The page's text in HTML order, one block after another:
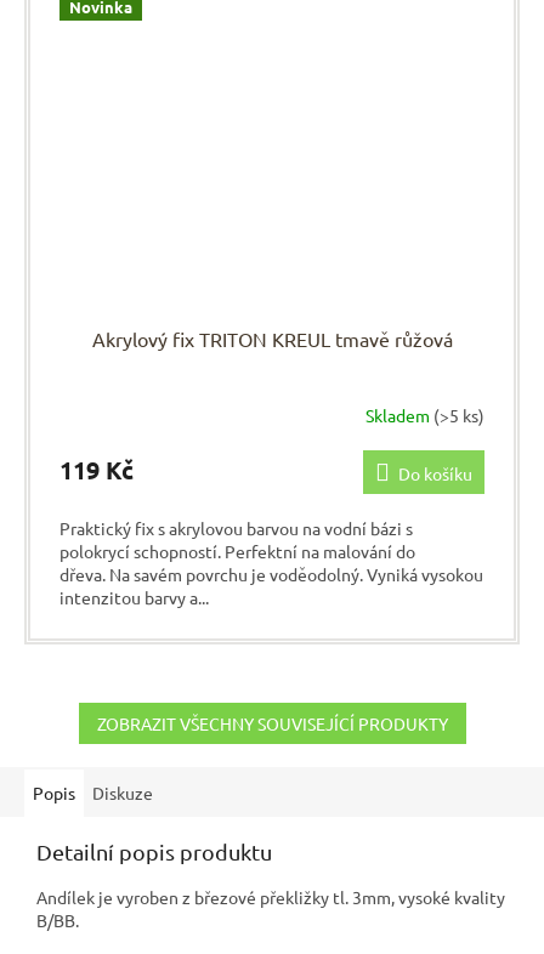
Novinka
Akrylový fix TRITON KREUL tmavě růžová
Skladem (>5 ks)
119 Kč Do košíku
Praktický fix s akrylovou barvou na vodní bázi s
polokrycí schopností. Perfektní na malování do
dřeva. Na savém povrchu je voděodolný. Vyniká vysokou
intenzitou barvy a...
ZOBRAZIT VŠECHNY SOUVISEJÍCÍ PRODUKTY
Popis Diskuze
Detailní popis produktu
Andílek je vyroben z březové překližky tl. 3mm, vysoké kvality
B/BB.